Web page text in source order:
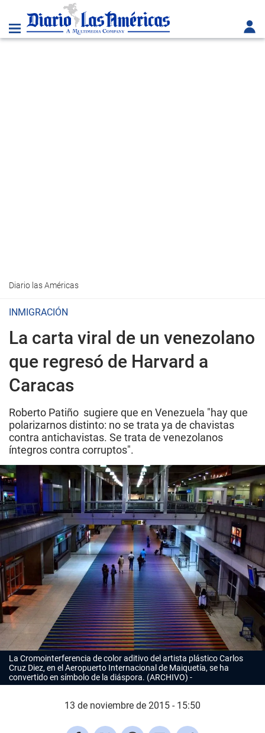
Diario las Américas
INMIGRACIÓN
La carta viral de un venezolano
que regresó de Harvard a
Caracas
Roberto Patiño sugiere que en Venezuela "hay que
polarizarnos distinto: no se trata ya de chavistas
contra antichavistas. Se trata de venezolanos
íntegros contra corruptos".
La Cromointerferencia de color aditivo del artista plástico Carlos
Cruz Diez, en el Aeropuerto Internacional de Maiquetía, se ha
convertido en símbolo de la diáspora. (ARCHIVO)
13 de noviembre de 2015 - 15:50